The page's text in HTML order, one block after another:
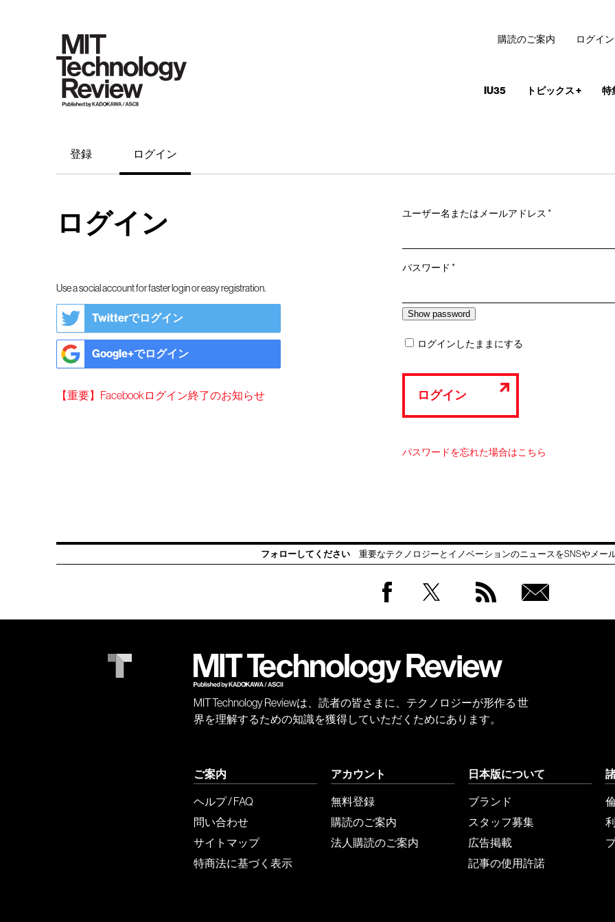
IU35 トピックス+ 特
購読のご案内 ログイン
登録 ログイン
ログイン
Use a social account for faster login or easy registration.
Twitterでログイン
Google+でログイン
【重要】Facebookログイン終了のお知らせ
ユーザー名またはメールアドレス*必
パスワード*必
ログインしたままにする
ログイン
パスワードを忘れた場合はこちら
フォローしてください 重要なテクノロジーとイノベーションのニュースをSNSやメー
会員
MIT Technology Reviewは、読者の皆さまに、テクノロジーが形作る 世
界を理解するための知識を獲得していただくためにあります。
ご案内
ヘルプ / FAQ
問い合わせ
サイトマップ
特商法に基づく表示
アカウント
無料登録
購読のご案内
法人購読のご案内
日本版について
ブランド
スタッフ募集
広告掲載
記事の使用許諾